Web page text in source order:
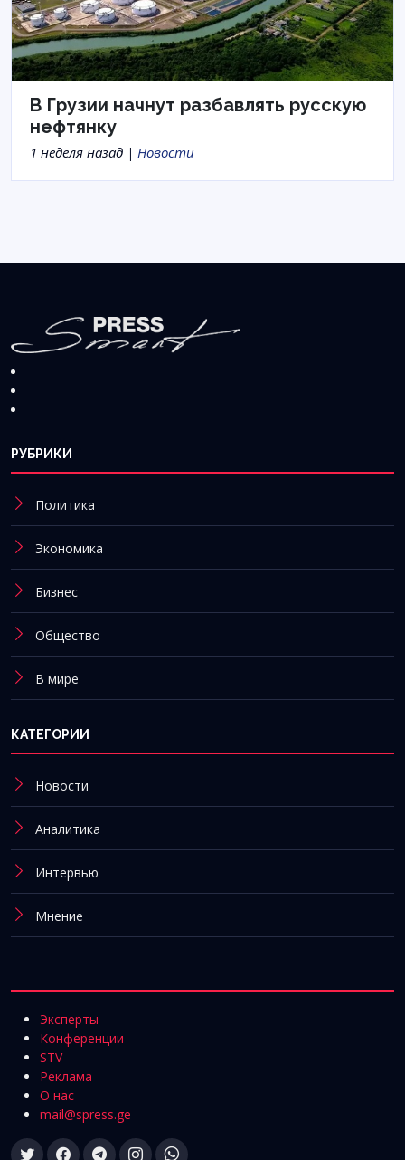
В Грузии начнут разбавлять русскую
нефтянку
1 неделя назад | Новости
РУБРИКИ
Политика
Экономика
Бизнес
Общество
В мире
КАТЕГОРИИ
Новости
Аналитика
Интервью
Мнение
Эксперты
Конференции
STV
Реклама
О нас
mail@spress.ge